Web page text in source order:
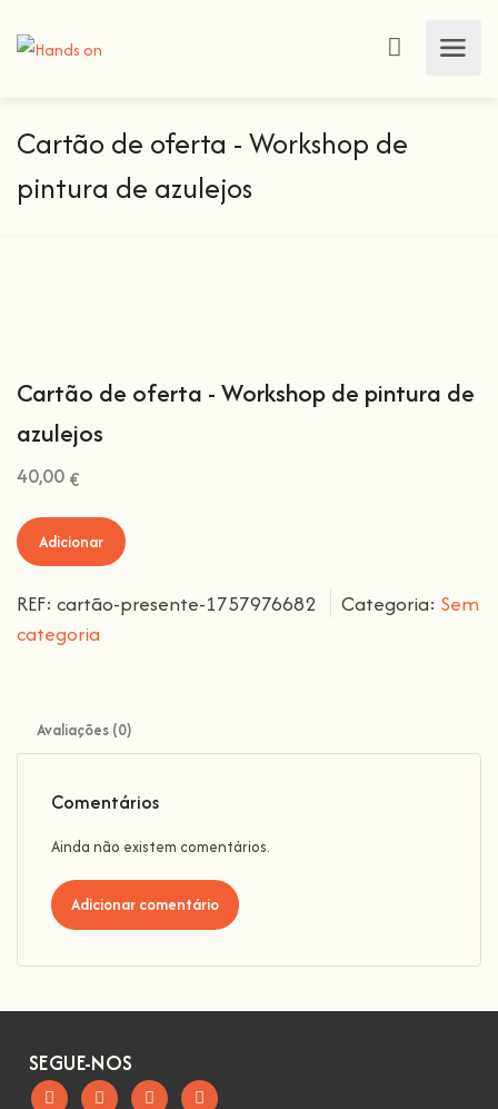
Cartão de oferta - Workshop de
pintura de azulejos
Cartão de oferta - Workshop de pintura de
azulejos
40,00 €
Adicionar
REF: cartão-presente-1757976682 Categoria: Sem
categoria
Avaliações (0)
Comentários
Ainda não existem comentários.
Adicionar comentário
SEGUE-NOS